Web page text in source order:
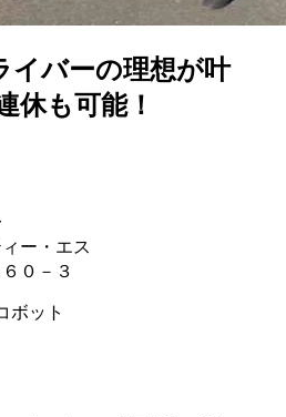
イバーの理想が叶
休も可能！
ー・エス
０－３
ボット